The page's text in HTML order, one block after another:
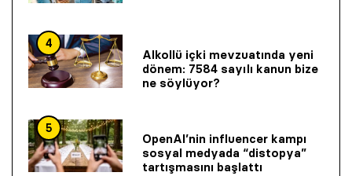
4
Alkollü içki mevzuatında yeni
dönem: 7584 sayılı kanun bize
ne söylüyor?
5
OpenAI’nin influencer kampı
sosyal medyada “distopya”
tartışmasını başlattı